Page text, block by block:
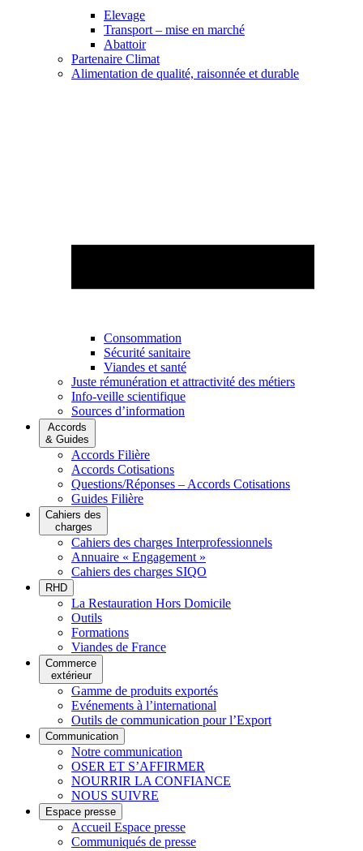
Elevage
Transport – mise en marché
Abattoir
Partenaire Climat
Alimentation de qualité, raisonnée et durable
Consommation
Sécurité sanitaire
Viandes et santé
Juste rémunération et attractivité des métiers
Info-veille scientifique
Sources d’information
Accords
& Guides
Accords Filière
Accords Cotisations
Questions/Réponses – Accords Cotisations
Guides Filière
Cahiers des
charges
Cahiers des charges Interprofessionnels
Annuaire « Engagement »
Cahiers des charges SIQO
RHD
La Restauration Hors Domicile
Outils
Formations
Viandes de France
Commerce
extérieur
Gamme de produits exportés
Evénements à l’international
Outils de communication pour l’Export
Communication
Notre communication
OSER ET S’AFFIRMER
NOURRIR LA CONFIANCE
NOUS SUIVRE
Espace presse
Accueil Espace presse
Communiqués de presse